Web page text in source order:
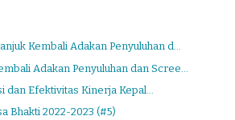
Kembali Adakan Penyuluhan d...
Adakan Penyuluhan dan Scree...
dan Efektivitas Kinerja Kepal...
Bhakti 2022-2023 (#5)